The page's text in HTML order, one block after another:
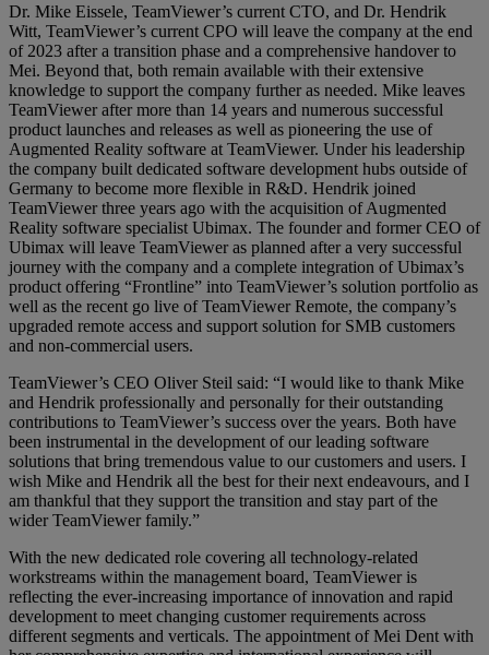
Dr. Mike Eissele, TeamViewer’s current CTO, and Dr. Hendrik
Witt, TeamViewer’s current CPO will leave the company at the end
of 2023 after a transition phase and a comprehensive handover to
Mei. Beyond that, both remain available with their extensive
knowledge to support the company further as needed. Mike leaves
TeamViewer after more than 14 years and numerous successful
product launches and releases as well as pioneering the use of
Augmented Reality software at TeamViewer. Under his leadership
the company built dedicated software development hubs outside of
Germany to become more flexible in R&D. Hendrik joined
TeamViewer three years ago with the acquisition of Augmented
Reality software specialist Ubimax. The founder and former CEO of
Ubimax will leave TeamViewer as planned after a very successful
journey with the company and a complete integration of Ubimax’s
product offering “Frontline” into TeamViewer’s solution portfolio as
well as the recent go live of TeamViewer Remote, the company’s
upgraded remote access and support solution for SMB customers
and non-commercial users.
TeamViewer’s CEO Oliver Steil said: “I would like to thank Mike
and Hendrik professionally and personally for their outstanding
contributions to TeamViewer’s success over the years. Both have
been instrumental in the development of our leading software
solutions that bring tremendous value to our customers and users. I
wish Mike and Hendrik all the best for their next endeavours, and I
am thankful that they support the transition and stay part of the
wider TeamViewer family.”
With the new dedicated role covering all technology-related
workstreams within the management board, TeamViewer is
reflecting the ever-increasing importance of innovation and rapid
development to meet changing customer requirements across
different segments and verticals. The appointment of Mei Dent with